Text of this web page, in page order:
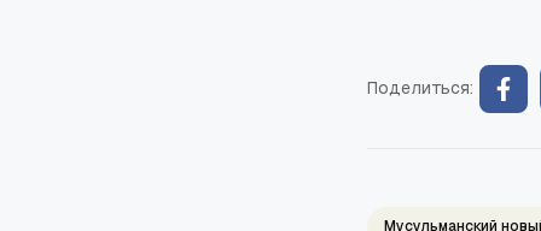
Поделиться:
Мусульманский